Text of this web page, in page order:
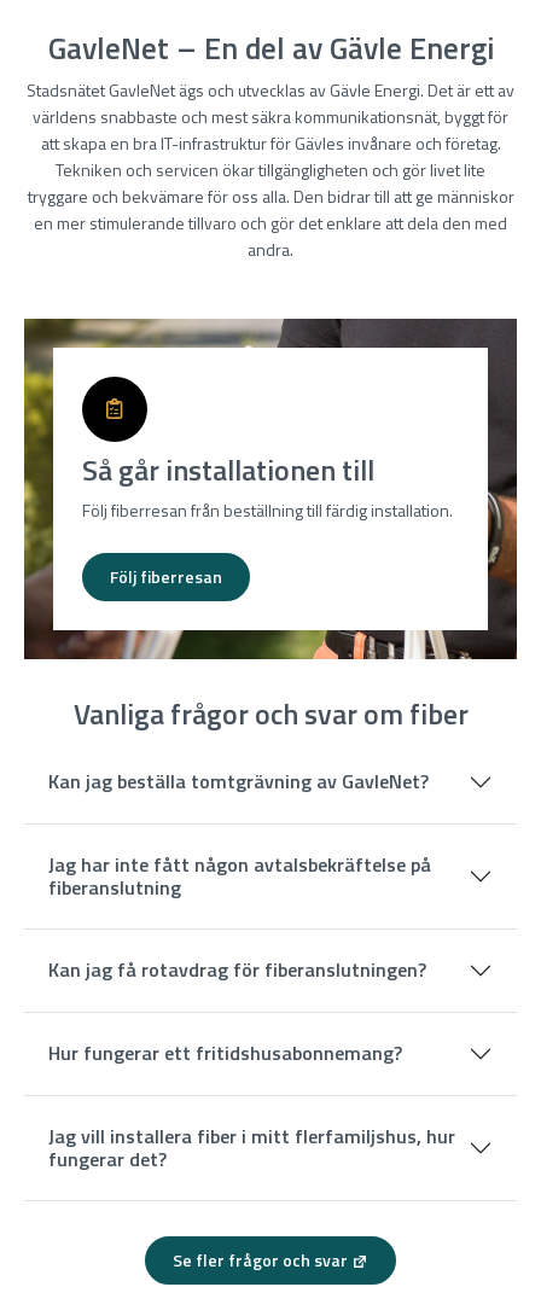
GavleNet – En del av Gävle Energi
Stadsnätet GavleNet ägs och utvecklas av Gävle Energi. Det är ett av
världens snabbaste och mest säkra kommunikationsnät, byggt för
att skapa en bra IT-infrastruktur för Gävles invånare och företag.
Tekniken och servicen ökar tillgängligheten och gör livet lite
tryggare och bekvämare för oss alla. Den bidrar till att ge människor
en mer stimulerande tillvaro och gör det enklare att dela den med
andra.
Så går installationen till
Följ fiberresan från beställning till färdig installation.
Följ fiberresan
Vanliga frågor och svar om fiber
Kan jag beställa tomtgrävning av GavleNet?
Jag har inte fått någon avtalsbekräftelse på
fiberanslutning
Kan jag få rotavdrag för fiberanslutningen?
Hur fungerar ett fritidshusabonnemang?
Jag vill installera fiber i mitt flerfamiljshus, hur
fungerar det?
Se fler frågor och svar